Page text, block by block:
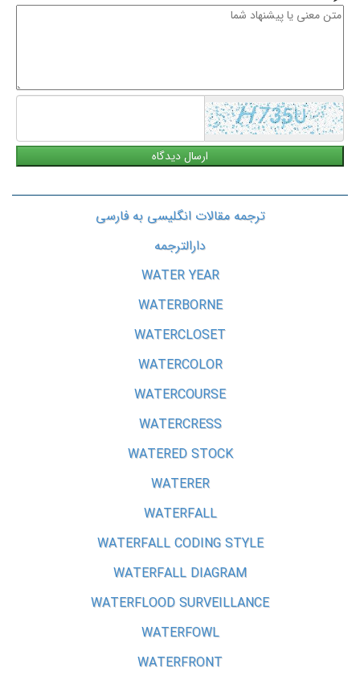
متن
ترجمه مقالات انگلیسی به فارسی
دارالترجمه
WATER YEAR
WATERBORNE
WATERCLOSET
WATERCOLOR
WATERCOURSE
WATERCRESS
WATERED STOCK
WATERER
WATERFALL
WATERFALL CODING STYLE
WATERFALL DIAGRAM
WATERFLOOD SURVEILLANCE
WATERFOWL
WATERFRONT